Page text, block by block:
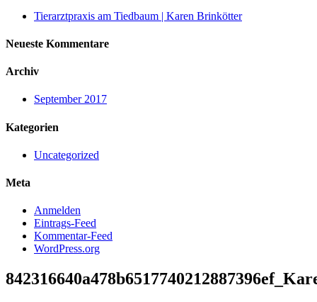
Tierarztpraxis am Tiedbaum | Karen Brinkötter
Neueste Kommentare
Archiv
September 2017
Kategorien
Uncategorized
Meta
Anmelden
Eintrags-Feed
Kommentar-Feed
WordPress.org